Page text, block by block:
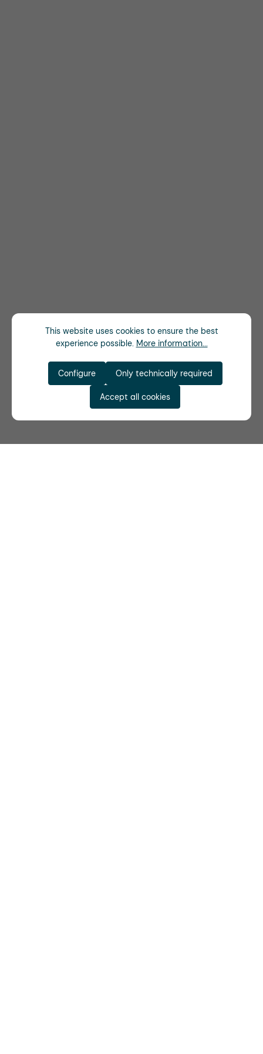
This website uses cookies to ensure the best
experience possible. More information...
Only technically required
Configure
Accept all cookies